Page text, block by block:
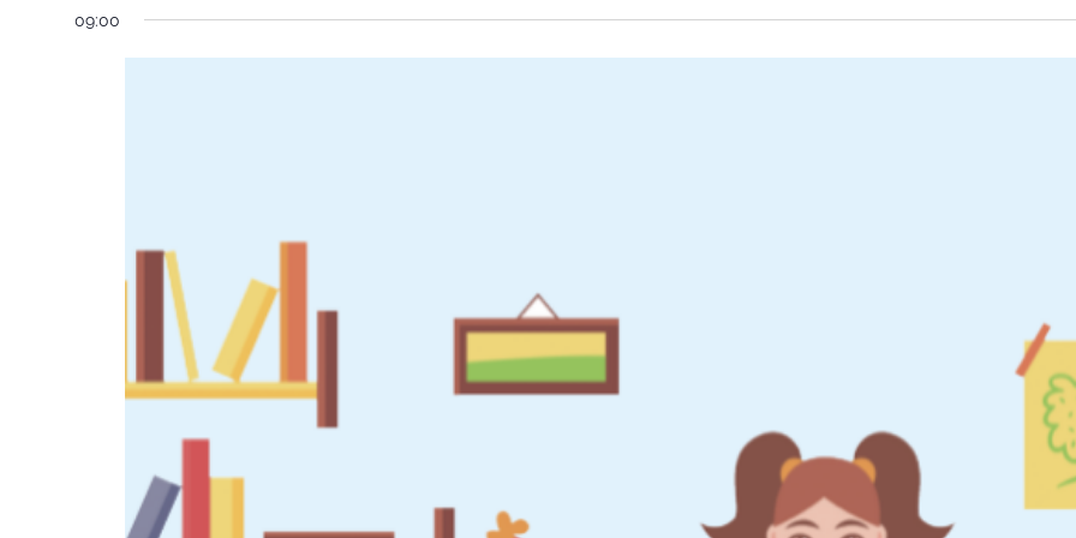
09:00